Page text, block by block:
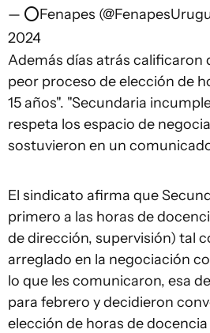
— ⭕️Fenapes
2024
Además días atrás calificaron
peor proceso de elección de
15 años". "Secundaria
respeta los espacio de
sostuvieron en un
El sindicato afirma que
primero a las horas de
de dirección, supervisión) tal
arreglado en la negociación
lo que les comunicaron, esa
para febrero y decidieron
elección de horas de